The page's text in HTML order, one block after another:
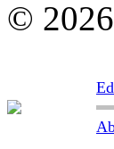
© 2026